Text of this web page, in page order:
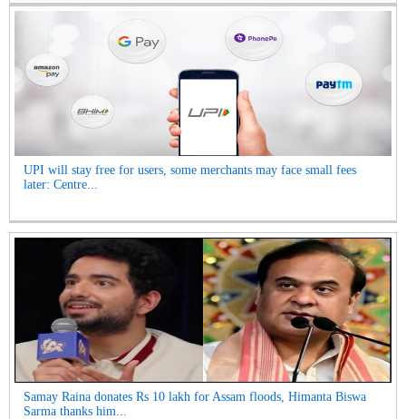
UPI will stay free for users, some merchants may face small fees
later: Centre...
Samay Raina donates Rs 10 lakh for Assam floods, Himanta Biswa
Sarma thanks him...